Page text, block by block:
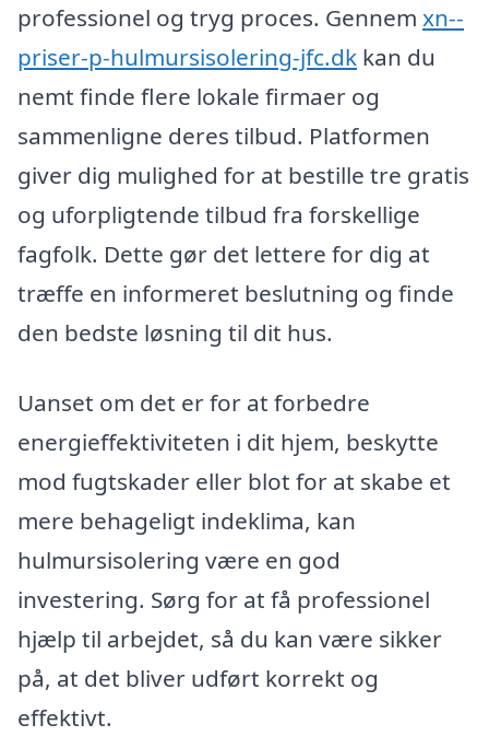
professionel og tryg proces. Gennem xn--
priser-p-hulmursisolering-jfc.dk kan du
nemt finde flere lokale firmaer og
sammenligne deres tilbud. Platformen
giver dig mulighed for at bestille tre gratis
og uforpligtende tilbud fra forskellige
fagfolk. Dette gør det lettere for dig at
træffe en informeret beslutning og finde
den bedste løsning til dit hus.
Uanset om det er for at forbedre
energieffektiviteten i dit hjem, beskytte
mod fugtskader eller blot for at skabe et
mere behageligt indeklima, kan
hulmursisolering være en god
investering. Sørg for at få professionel
hjælp til arbejdet, så du kan være sikker
på, at det bliver udført korrekt og
effektivt.